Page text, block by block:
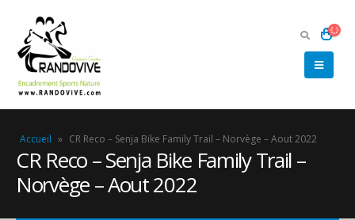
Accueil » CR Reco – Senja Bike Family Trail – Norvège – Aout 2022
CR Reco – Senja Bike Family Trail –
Norvège – Aout 2022